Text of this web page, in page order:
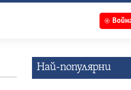
Най-популярни